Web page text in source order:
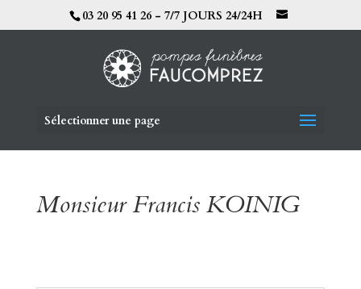
03 20 95 41 26 - 7/7 JOURS 24/24H
Sélectionner une page
Monsieur Francis KOINIG